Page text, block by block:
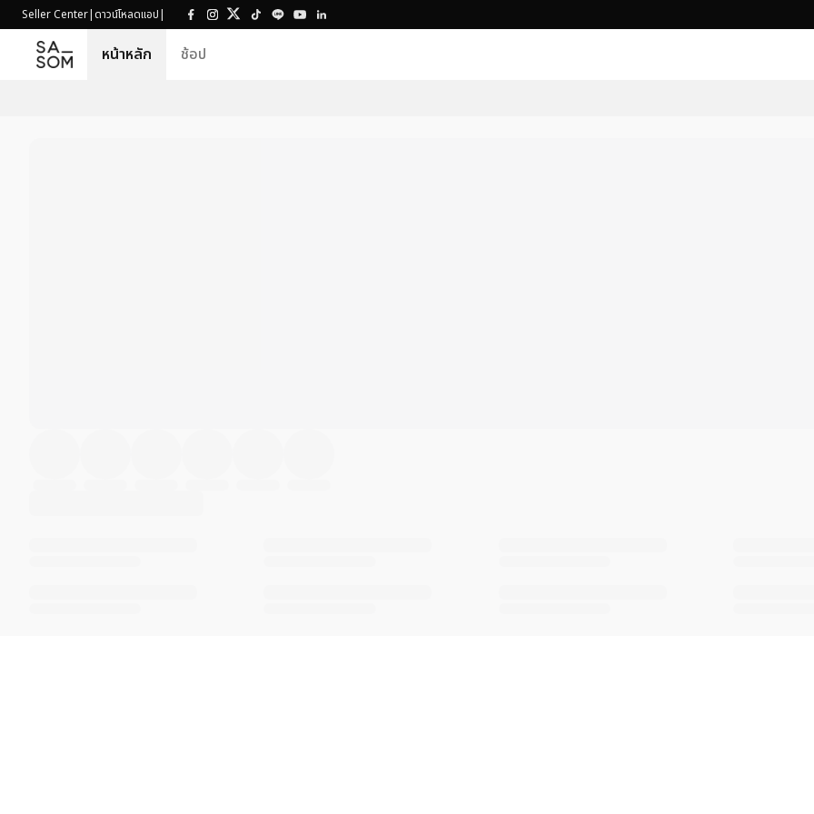
Seller Center| ดาวน์โหลดแอป|
หน้าหลัก ช้อป